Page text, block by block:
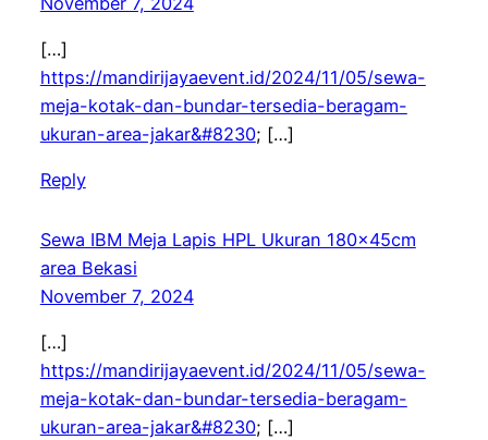
[…]
https://mandirijayaevent.id/2024/11/05/sewa-
meja-kotak-dan-bundar-tersedia-beragam-
ukuran-area-jakar&#8230; […]
Reply
Sewa IBM Meja Lapis HPL Ukuran 180x45cm
area Bekasi
November 7, 2024
[…]
https://mandirijayaevent.id/2024/11/05/sewa-
meja-kotak-dan-bundar-tersedia-beragam-
ukuran-area-jakar&#8230; […]